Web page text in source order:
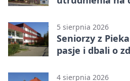
5 sierpnia 2026
Seniorzy z
pasje i dbali o
4 sierpnia 2026